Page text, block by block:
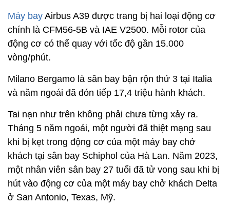
Máy bay Airbus A39 được trang bị hai loại động cơ
chính là CFM56-5B và IAE V2500. Mỗi rotor của
động cơ có thể quay với tốc độ gần 15.000
vòng/phút.
Milano Bergamo là sân bay bận rộn thứ 3 tại Italia
và năm ngoái đã đón tiếp 17,4 triệu hành khách.
Tai nạn như trên không phải chưa từng xảy ra.
Tháng 5 năm ngoái, một người đã thiệt mạng sau
khi bị kẹt trong động cơ của một máy bay chở
khách tại sân bay Schiphol của Hà Lan. Năm 2023,
một nhân viên sân bay 27 tuổi đã tử vong sau khi bị
hút vào động cơ của một máy bay chở khách Delta
ở San Antonio, Texas, Mỹ.